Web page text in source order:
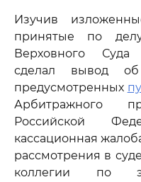
Изучив
принятые по
Верховного Суда
сделал вывод об
предусмотренных
Арбитражного
Российской
кассационная
рассмотрения в
коллегии по